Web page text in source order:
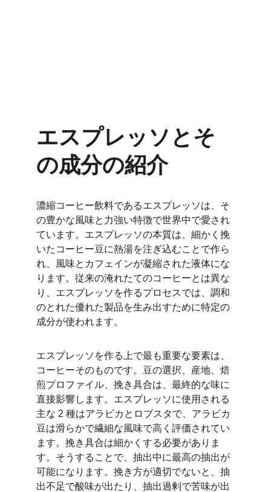
エスプレッソとそ
の成分の紹介
濃縮コーヒー飲料であるエスプレッソは、そ
の豊かな風味と力強い特徴で世界中で愛され
ています。エスプレッソの本質は、細かく挽
いたコーヒー豆に熱湯を注ぎ込むことで作ら
れ、風味とカフェインが凝縮された液体にな
ります。従来の淹れたてのコーヒーとは異な
り、エスプレッソを作るプロセスでは、調和
のとれた優れた製品を生み出すために特定の
成分が使われます。
エスプレッソを作る上で最も重要な要素は、
コーヒーそのものです。豆の選択、産地、焙
煎プロファイル、挽き具合は、最終的な味に
直接影響します。エスプレッソに使用される
主な 2 種はアラビカとロブスタで、アラビカ
豆は滑らかで繊細な風味で高く評価されてい
ます。挽き具合は細かくする必要がありま
す。そうすることで、抽出中に最高の抽出が
可能になります。挽き方が適切でないと、抽
出不足で酸味が出たり、抽出過剰で苦味が出